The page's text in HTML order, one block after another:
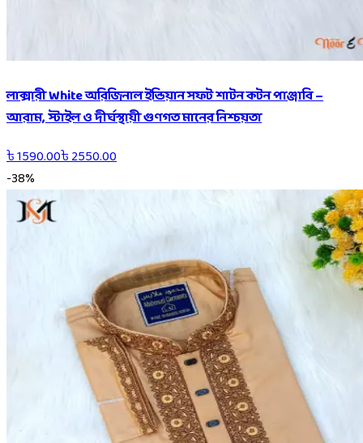
লাক্সারী White অরিজিনাল ইন্ডিয়ান সফট শাটন কটন পাঞ্জাবি –
আরাম, স্টাইল ও দীর্ঘস্থায়ী গুণগত মানের নিশ্চয়তা
৳1590.00৳2550.00
-38%